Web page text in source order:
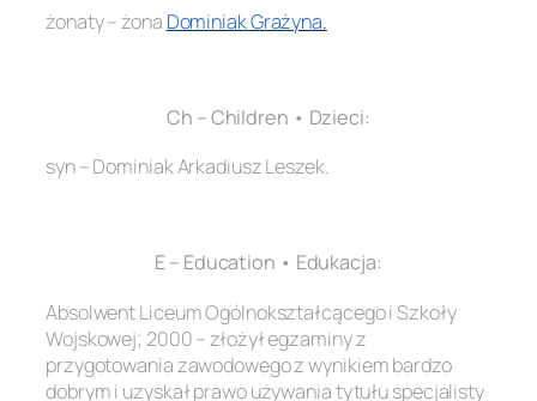
żonaty – żona Dominiak Grażyna.
Ch – Children • Dzieci:
syn – Dominiak Arkadiusz Leszek.
E – Education • Edukacja:
Absolwent Liceum Ogólnokształcącego i Szkoły
Wojskowej; 2000 – złożył egzaminy z
przygotowania zawodowego z wynikiem bardzo
dobrym i uzyskał prawo używania tytułu specjalisty